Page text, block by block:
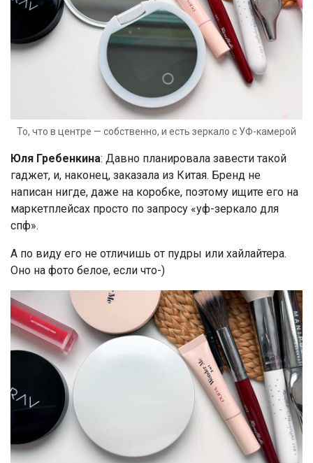
То, что в центре — собственно, и есть зеркало с УФ-камерой
Юля Гребенкина: Давно планировала завести такой
гаджет, и, наконец, заказала из Китая. Бренд не
написан нигде, даже на коробке, поэтому ищите его на
маркетплейсах просто по запросу «уф-зеркало для
спф».
А по виду его не отличишь от пудры или хайлайтера.
Оно на фото белое, если что-)